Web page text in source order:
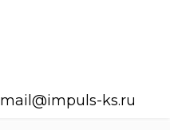
mail@impuls-ks.ru